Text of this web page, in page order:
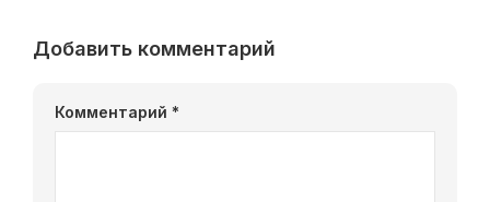
Добавить комментарий
Комментарий *